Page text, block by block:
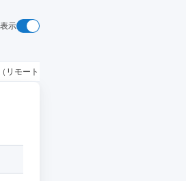
示
リモートワーク）OK